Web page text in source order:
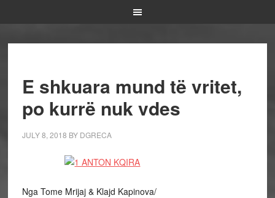
E shkuara mund të vritet,
po kurrë nuk vdes
JULY 8, 2018 BY DGRECA
Nga Tome Mrijaj & Klajd Kapinova/